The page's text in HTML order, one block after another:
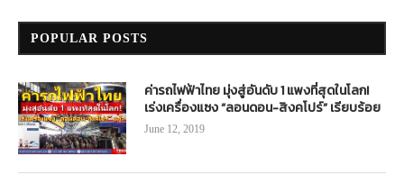
POPULAR POSTS
ค่ารถไฟฟ้าไทย มุ่งสู่อันดับ 1 แพงที่สุดในโลก!
เร่งเครื่องแซง “ลอนดอน-สิงคโปร์” เรียบร้อย
June 12, 2019